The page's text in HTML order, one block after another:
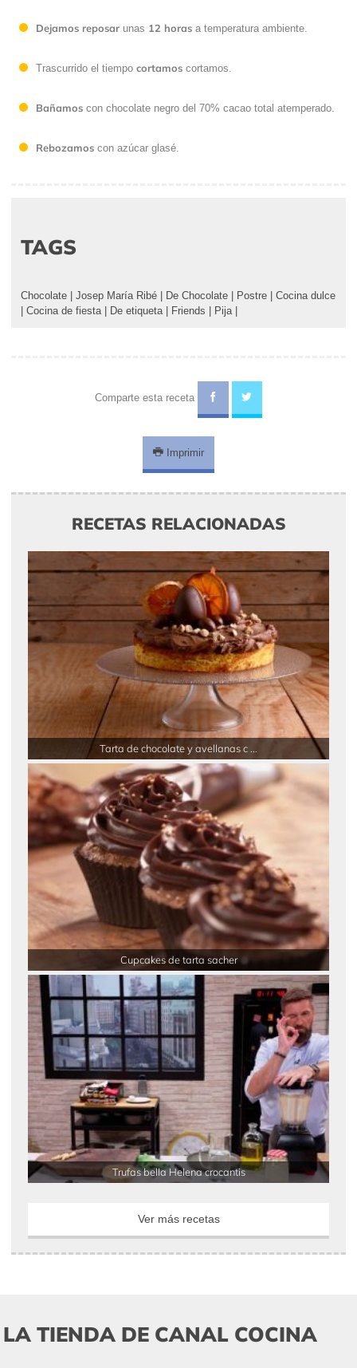
Dejamos reposar unas 12 horas a temperatura ambiente.
Trascurrido el tiempo cortamos cortamos.
Bañamos con chocolate negro del 70% cacao total atemperado.
Rebozamos con azúcar glasé.
TAGS
Chocolate Josep María Ribé De Chocolate Postre
Cocina dulce
Cocina de fiesta| De etiqueta| Friends Pija|
Comparte esta receta
Imprimir
RECETAS RELACIONADAS
Tarta de chocolate y avellanas c ...
Cupcakes de tarta sacher
Trufas bella Helena crocantis
Ver más recetas
LA TIENDA DE CANAL COCINA